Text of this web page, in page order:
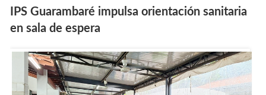
IPS Guarambaré impulsa orientación sanitaria
en sala de espera